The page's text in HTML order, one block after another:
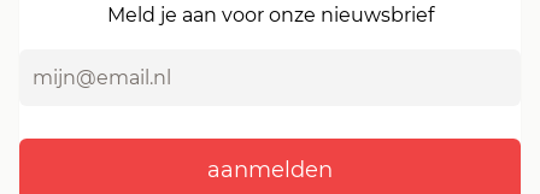
Meld je aan voor onze nieuwsbrief